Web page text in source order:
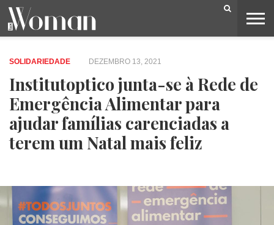
BELEZA
CAPA
LIFESTYLE
MODA
OPINIÃO
PESSOAS
SOCIEDADE
VIDEOS
SOLIDARIEDADE DEZEMBRO 13, 2021
Institutoptico junta-se à Rede de
Emergência Alimentar para
ajudar famílias carenciadas a
terem um Natal mais feliz